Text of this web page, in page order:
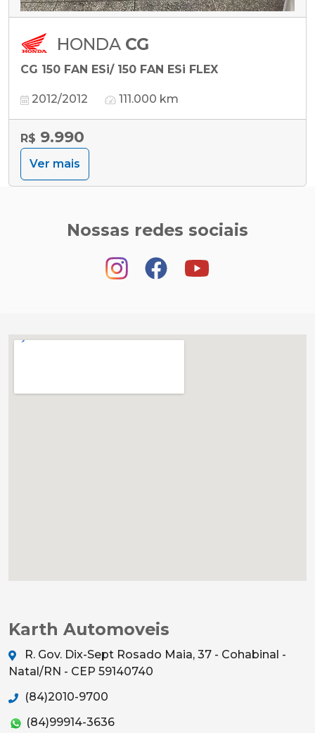
HONDA CG
CG 150 FAN ESi/ 150 FAN ESi FLEX
2012/2012 111.000 km
R$ 9.990
Ver mais
Nossas redes sociais
Karth Automoveis
R. Gov. Dix-Sept Rosado Maia, 37 - Cohabinal -
Natal/RN - CEP 59140740
(84)2010-9700
(84)99914-3636